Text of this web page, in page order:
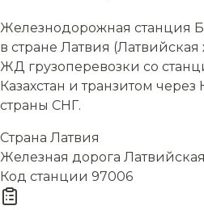
Железнодорожная станция
в стране Латвия
ЖД грузоперевозки со
Казахстан и транзитом через
страны СНГ.
Страна Латвия
Железная дорога
Код станции 97006